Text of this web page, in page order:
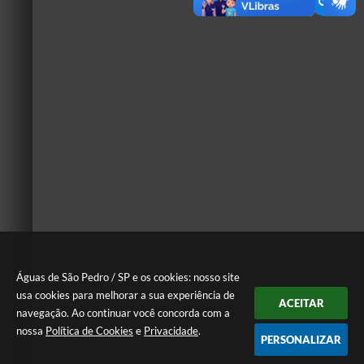
Águas de São Pedro / SP e os cookies: nosso site
usa cookies para melhorar a sua experiência de
navegação. Ao continuar você concorda com a
nossa Política de Cookies e Privacidade.
ACEITAR
PERSONALIZAR